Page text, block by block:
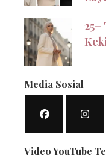
Media Sosial
Video YouTube